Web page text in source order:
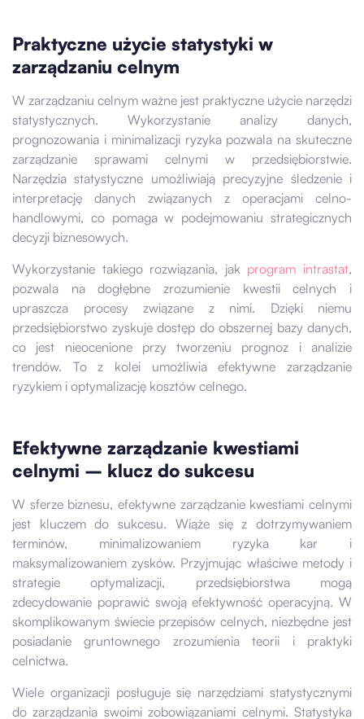
Praktyczne użycie statystyki w
zarządzaniu celnym
W zarządzaniu celnym ważne jest praktyczne użycie narzędzi
statystycznych. Wykorzystanie analizy danych,
prognozowania i minimalizacji ryzyka pozwala na skuteczne
zarządzanie sprawami celnymi w przedsiębiorstwie.
Narzędzia statystyczne umożliwiają precyzyjne śledzenie i
interpretację danych związanych z operacjami celno-
handlowymi, co pomaga w podejmowaniu strategicznych
decyzji biznesowych.
Wykorzystanie takiego rozwiązania, jak program intrastat,
pozwala na dogłębne zrozumienie kwestii celnych i
upraszcza procesy związane z nimi. Dzięki niemu
przedsiębiorstwo zyskuje dostęp do obszernej bazy danych,
co jest nieocenione przy tworzeniu prognoz i analizie
trendów. To z kolei umożliwia efektywne zarządzanie
ryzykiem i optymalizację kosztów celnego.
Efektywne zarządzanie kwestiami
celnymi – klucz do sukcesu
W sferze biznesu, efektywne zarządzanie kwestiami celnymi
jest kluczem do sukcesu. Wiąże się z dotrzymywaniem
terminów, minimalizowaniem ryzyka kar i
maksymalizowaniem zysków. Przyjmując właściwe metody i
strategie optymalizacji, przedsiębiorstwa mogą
zdecydowanie poprawić swoją efektywność operacyjną. W
skomplikowanym świecie przepisów celnych, niezbędne jest
posiadanie gruntownego zrozumienia teorii i praktyki
celnictwa.
Wiele organizacji posługuje się narzędziami statystycznymi
do zarządzania swoimi zobowiązaniami celnymi. Statystyka